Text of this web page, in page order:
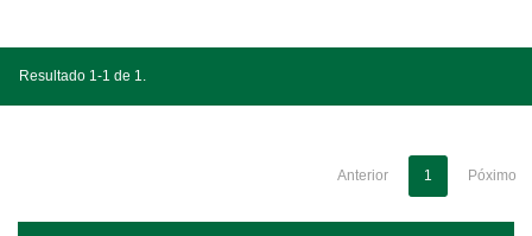
Resultado 1-1 de 1.
Anterior 1 Póximo